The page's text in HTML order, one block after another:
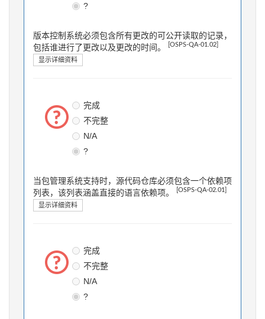
?
版本控制系统必须包含所有更改的可公开读取的记录，
包括谁进行了更改以及更改的时间。
[OSPS-QA-01.02]
显示详细资料
完成
不完整
N/A
?
当包管理系统支持时，源代码仓库必须包含一个依赖项
列表，该列表涵盖直接的语言依赖项。
[OSPS-QA-02.01]
显示详细资料
完成
不完整
N/A
?